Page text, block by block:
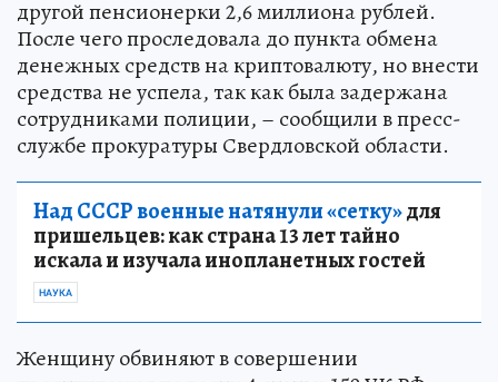
другой пенсионерки 2,6 миллиона рублей.
После чего проследовала до пункта обмена
денежных средств на криптовалюту, но внести
средства не успела, так как была задержана
сотрудниками полиции, – сообщили в пресс-
службе прокуратуры Свердловской области.
Над СССР военные натянули «сетку»для
пришельцев: как страна 13 лет тайно
искала и изучала инопланетных гостей
НАУКА
Женщину обвиняют в совершении